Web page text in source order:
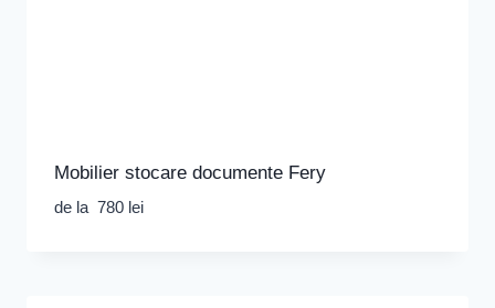
Mobilier stocare documente Fery
de la 780 lei